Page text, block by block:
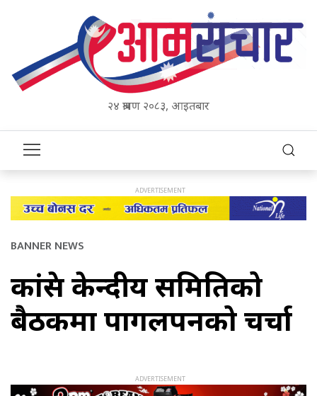
२४ श्रावण २०८३, आइतबार
BANNER NEWS
कांग्रेस केन्दीय समितिको
बैठकमा पागलपनको चर्चा